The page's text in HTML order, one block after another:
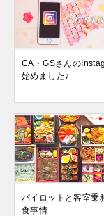
CA・GSさんの
始めました♪
パイロットと客室乗
食事情